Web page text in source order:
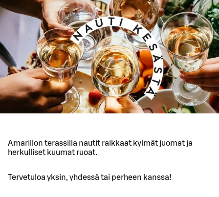
Amarillon terassilla nautit raikkaat kylmät juomat ja
herkulliset kuumat ruoat.
Tervetuloa yksin, yhdessä tai perheen kanssa!